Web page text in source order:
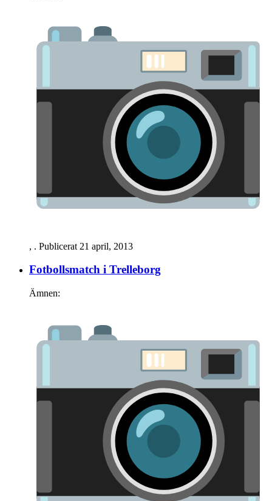
, . Publicerat 21 april, 2013
Fotbollsmatch i Trelleborg
Ämnen: